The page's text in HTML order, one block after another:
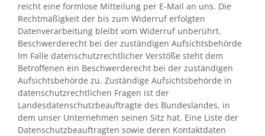
reicht eine formlose Mitteilung per E-Mail an uns. Die
Rechtmäßigkeit der bis zum Widerruf erfolgten
Datenverarbeitung bleibt vom Widerruf unberührt.
Beschwerderecht bei der zuständigen Aufsichtsbehörde
Im Falle datenschutzrechtlicher Verstöße steht dem
Betroffenen ein Beschwerderecht bei der zuständigen
Aufsichtsbehörde zu. Zuständige Aufsichtsbehörde in
datenschutzrechtlichen Fragen ist der
Landesdatenschutzbeauftragte des Bundeslandes, in
dem unser Unternehmen seinen Sitz hat. Eine Liste der
Datenschutzbeauftragten sowie deren Kontaktdaten